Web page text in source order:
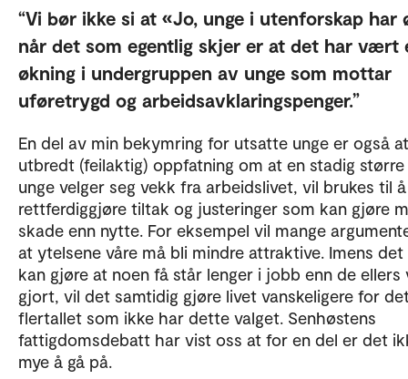
Vi bør ikke si at «Jo, unge i utenforskap har
når det som egentlig skjer er at det har vært
økning i undergruppen av unge som mottar
uføretrygd og arbeidsavklaringspenger.
En del av min bekymring for utsatte unge er også
utbredt (feilaktig) oppfatning om at en stadig større
unge velger seg vekk fra arbeidslivet, vil brukes til å
rettferdiggjøre tiltak og justeringer som kan gjøre
skade enn nytte. For eksempel vil mange
at ytelsene våre må bli mindre attraktive. Imens
kan gjøre at noen få står lenger i jobb enn de ellers
gjort, vil det samtidig gjøre livet vanskeligere for
flertallet som ikke har dette valget. Senhøstens
fattigdomsdebatt har vist oss at for en del er det
mye å gå på.